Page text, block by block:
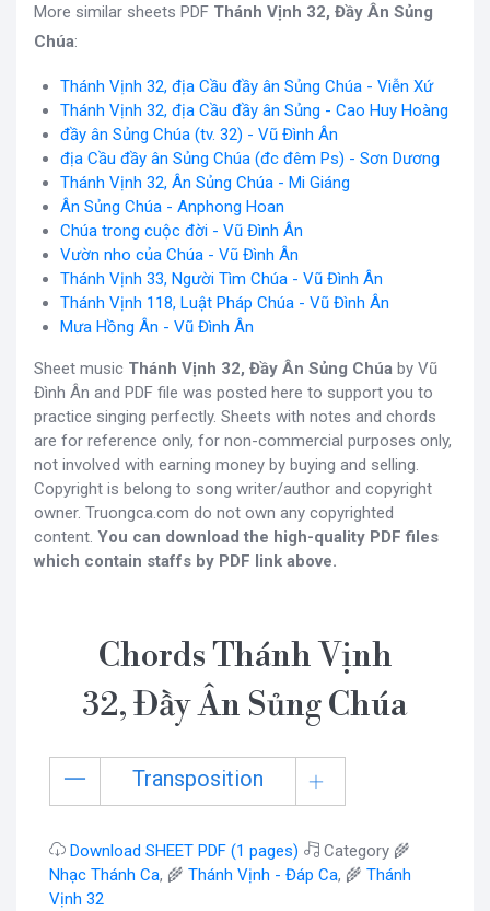
More similar sheets PDF Thánh Vịnh 32, Đầy Ân Sủng
Chúa:
Thánh Vịnh 32, địa Cầu đầy ân Sủng Chúa - Viễn Xứ
Thánh Vịnh 32, địa Cầu đầy ân Sủng - Cao Huy Hoàng
đầy ân Sủng Chúa (tv. 32) - Vũ Đình Ân
địa Cầu đầy ân Sủng Chúa (đc đêm Ps) - Sơn Dương
Thánh Vịnh 32, Ân Sủng Chúa - Mi Giáng
Ân Sủng Chúa - Anphong Hoan
Chúa trong cuộc đời - Vũ Đình Ân
Vườn nho của Chúa - Vũ Đình Ân
Thánh Vịnh 33, Người Tìm Chúa - Vũ Đình Ân
Thánh Vịnh 118, Luật Pháp Chúa - Vũ Đình Ân
Mưa Hồng Ân - Vũ Đình Ân
Sheet music Thánh Vịnh 32, Đầy Ân Sủng Chúa by Vũ
Đình Ân and PDF file was posted here to support you to
practice singing perfectly. Sheets with notes and chords
are for reference only, for non-commercial purposes only,
not involved with earning money by buying and selling.
Copyright is belong to song writer/author and copyright
owner. Truongca.com do not own any copyrighted
content. You can download the high-quality PDF files
which contain staffs by PDF link above.
Chords Thánh Vịnh
32, Đầy Ân Sủng Chúa
Transposition
Download SHEET PDF (1 pages)
Category 🌾
Nhạc Thánh Ca, 🌾 Thánh Vịnh - Đáp Ca, 🌾 Thánh
Vịnh 32